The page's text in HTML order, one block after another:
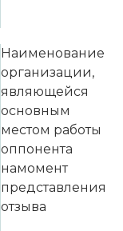
Наименование
организации,
являющейся
основным
местом работы
оппонента
намомент
представления
отзыва